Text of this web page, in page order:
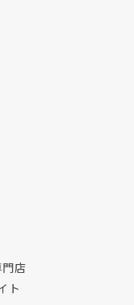
店
ト